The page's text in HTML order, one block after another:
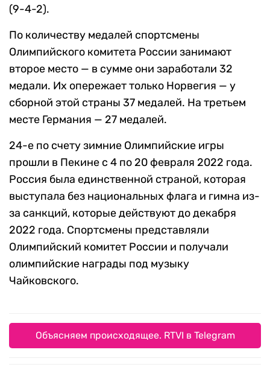
(9-4-2).
По количеству медалей спортсмены
Олимпийского комитета России занимают
второе место — в сумме они заработали 32
медали. Их опережает только Норвегия — у
сборной этой страны 37 медалей. На третьем
месте Германия — 27 медалей.
24-е по счету зимние Олимпийские игры
прошли в Пекине с 4 по 20 февраля 2022 года.
Россия была единственной страной, которая
выступала без национальных флага и гимна из-
за санкций, которые действуют до декабря
2022 года. Спортсмены представляли
Олимпийский комитет России и получали
олимпийские награды под музыку
Чайковского.
Объясняем происходящее. RTVI в Telegram